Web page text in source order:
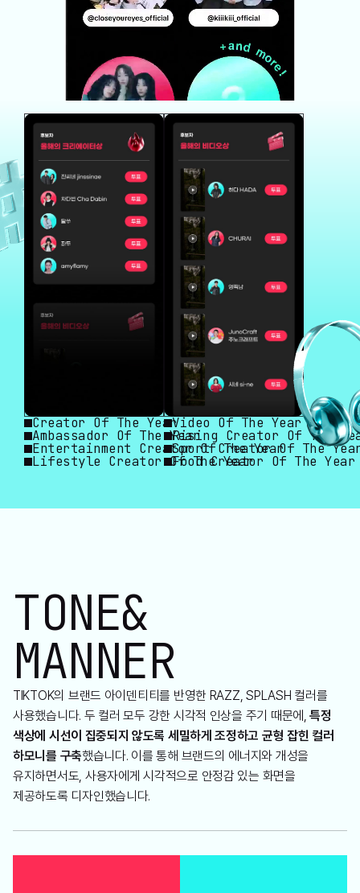
Creator Of The YearVideo Of The Year
Ambassador Of The YearRising Creator Of The
Entertainment Creator Of The Year
Sport Creator Of The
Lifestyle Creator Of The YearFood Creator Of The Year
TONE&
MANNER
TIKTOK의 브랜드 아이덴티티를 반영한 RAZZ, SPLASH 컬러를
사용했습니다. 두 컬러 모두 강한 시각적 인상을 주기 때문에,특정
색상에 시선이 집중되지 않도록 세밀하게 조정하고 균형 잡힌 컬러
하모니를 구축했습니다. 이를 통해 브랜드의 에너지와 개성을
유지하면서도, 사용자에게 시각적으로 안정감 있는 화면을
제공하도록 디자인했습니다.